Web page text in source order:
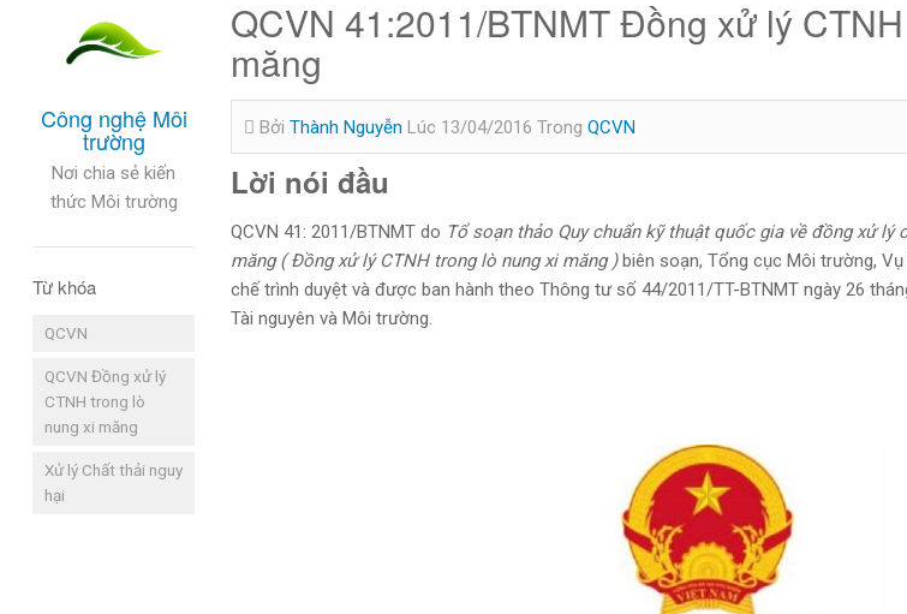
Công nghệ Môi
trường
Nơi chia sẻ kiến
thức Môi trường
Từ khóa
QCVN
QCVN Đồng xử lý
CTNH trong lò
nung xi măng
Xử lý Chất thải nguy
hại
QCVN 41:2011/BTNMT Đồng xử lý
măng
Bởi Thành Nguyễn Lúc 13/04/2016 Trong QCVN
Lời nói đầu
QCVN 41: 2011/BTNMT do Tổ soạn thảo Quy chuẩn kỹ thuật quốc gia về đồng xử lý
măng ( Đồng xử lý CTNH trong lò nung xi măng )biên soạn, Tổng cục Môi trường,
chế trình duyệt và được ban hành theo Thông tư số 44/2011/TT-BTNMT ngày 26
Tài nguyên và Môi trường.